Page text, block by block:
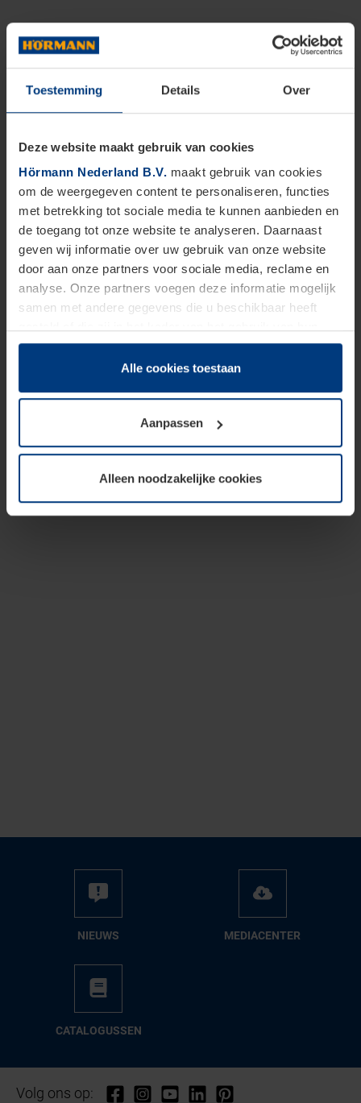
Toestemming Details Over
Deze website maakt gebruik van cookies
Hörmann Nederland B.V. maakt gebruik van cookies
om de weergegeven content te personaliseren, functies
met betrekking tot sociale media te kunnen aanbieden en
de toegang tot onze website te analyseren. Daarnaast
geven wij informatie over uw gebruik van onze website
door aan onze partners voor sociale media, reclame en
analyse. Onze partners voegen deze informatie mogelijk
samen met andere gegevens die u beschikbaar heeft
dienstverlening hebben verzameld.
Juridisch zijn wij gerechtigd om cookies op uw computer
onze pagina's absoluut noodzakelijk is. Voor alle andere
soorten cookies is uw toestemming vereist. Uw
toestemming kunt u op elk moment bij de uitleg van de
wijzigen of herroepen.
Alle cookies toestaan
Aanpassen
Alleen noodzakelijke cookies
NIEUWS ME­DIA­CEN­TER
CA­TA­LO­GUS­SEN
Volg ons op: